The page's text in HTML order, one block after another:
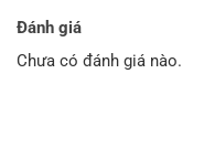
Đánh giá
Chưa có đánh giá nào.